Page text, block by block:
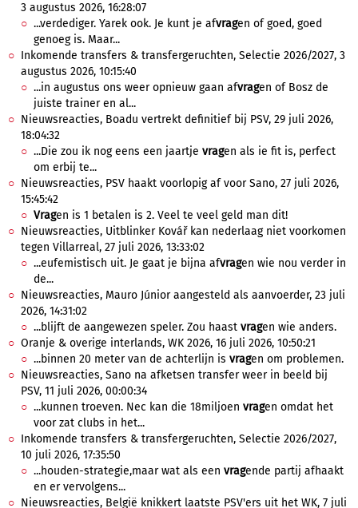
3 augustus 2026, 16:28:07
...verdediger. Yarek ook. Je kunt je afvragen of goed, goed
genoeg is. Maar...
Inkomende transfers & transfergeruchten, Selectie 2026/2027, 3
augustus 2026, 10:15:40
...in augustus ons weer opnieuw gaan afvragen of Bosz de
juiste trainer en al...
Nieuwsreacties, Boadu vertrekt definitief bij PSV, 29 juli 2026,
18:04:32
...Die zou ik nog eens een jaartje vragen als ie fit is, perfect
om erbij te...
Nieuwsreacties, PSV haakt voorlopig af voor Sano, 27 juli 2026,
15:45:42
Vragen is 1 betalen is 2. Veel te veel geld man dit!
Nieuwsreacties, Uitblinker Kovář kan nederlaag niet voorkomen
tegen Villarreal, 27 juli 2026, 13:33:02
...eufemistisch uit. Je gaat je bijna afvragen wie nou verder in
de...
Nieuwsreacties, Mauro Júnior aangesteld als aanvoerder, 23 juli
2026, 14:31:02
...blijft de aangewezen speler. Zou haast vragen wie anders.
Oranje & overige interlands, WK 2026, 16 juli 2026, 10:50:21
...binnen 20 meter van de achterlijn is vragen om problemen.
Nieuwsreacties, Sano na afketsen transfer weer in beeld bij
PSV, 11 juli 2026, 00:00:34
...kunnen troeven. Nec kan die 18miljoen vragen omdat het
voor zat clubs in het...
Inkomende transfers & transfergeruchten, Selectie 2026/2027,
10 juli 2026, 17:35:50
...houden-strategie,maar wat als een vragende partij afhaakt
en er vervolgens...
Nieuwsreacties, België knikkert laatste PSV'ers uit het WK, 7 juli